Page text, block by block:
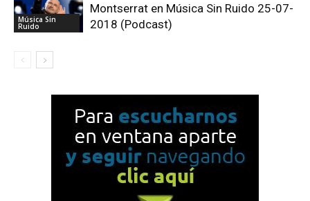
Música Sin
Ruido
Montserrat en Música Sin Ruido 25-07-
2018 (Podcast)